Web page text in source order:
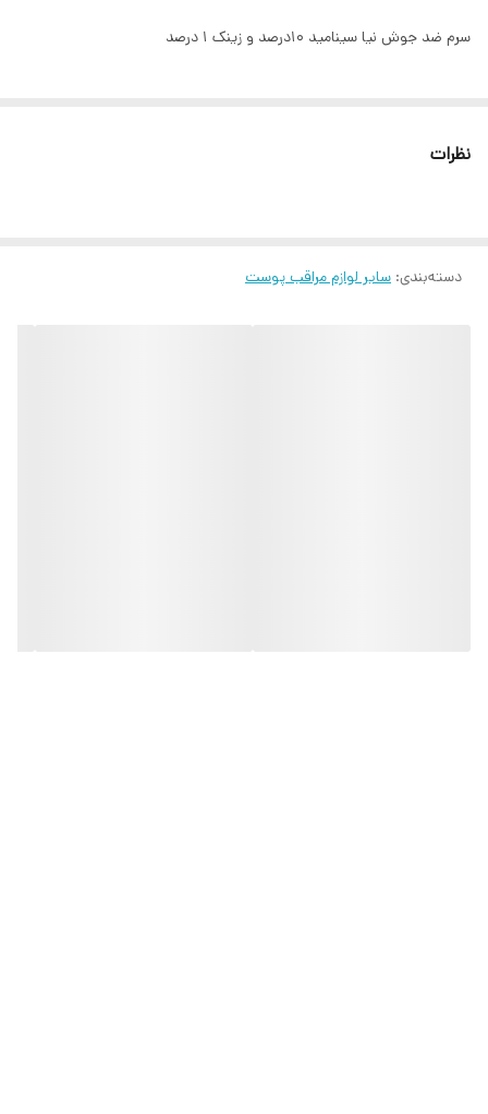
سرم ضد جوش نیا سینامید 10درصد و زینک 1 درصد
نظرات
دسته‌بندی: سایر لوازم مراقب پوست